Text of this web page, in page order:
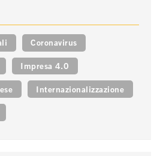
Coronavirus
Impresa 4.0
Internazionalizzazione